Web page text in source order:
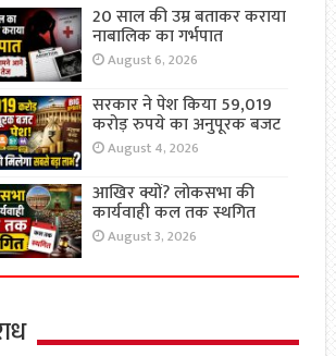
20 साल की उम्र बताकर कराया
नाबालिक का गर्भपात
August 6, 2026
सरकार ने पेश किया 59,019
करोड़ रुपये का अनुपूरक बजट
August 4, 2026
आखिर क्यों? लोकसभा की
कार्यवाही कल तक स्थगित
August 3, 2026